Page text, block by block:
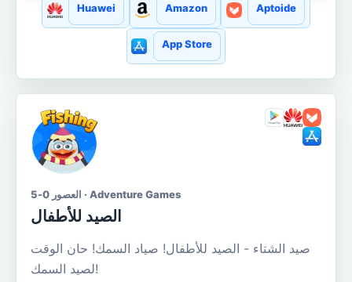
Huawei Amazon Aptoide
App Store
العصور 0-5 · Adventure Games
الصيد للأطفال
صيد الشتاء - الصيد للأطفال! صياد السمك! حان الوقت
لصيد السمك!